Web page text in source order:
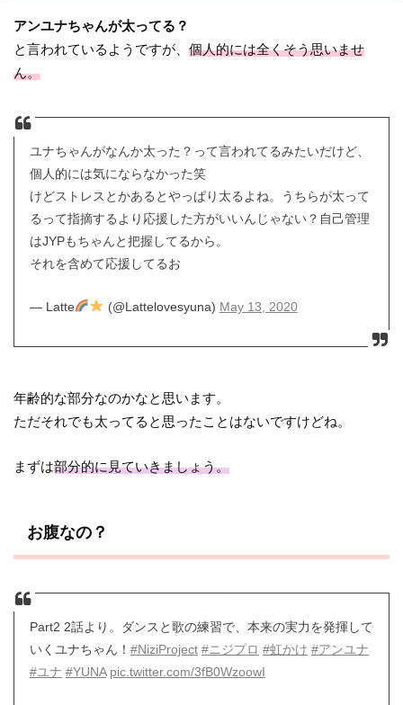
アンユナちゃんが太ってる？
と言われているようですが、個人的には全くそう思いませ
ん。
ユナちゃんがなんか太った？って言われてるみたいだけど、
個人的には気にならなかった笑
けどストレスとかあるとやっぱり太るよね。うちらが太って
るって指摘するより応援した方がいいんじゃない？自己管理
はJYPもちゃんと把握してるから。
それを含めて応援してるお
— Latte (@Lattelovesyuna) May 13, 2020
年齢的な部分なのかなと思います。
ただそれでも太ってると思ったことはないですけどね。
まずは部分的に見ていきましょう。
お腹なの？
Part2 2話より。ダンスと歌の練習で、本来の実力を発揮して
いくユナちゃん！ #NiziProject #ニジプロ #虹かけ #アンユナ
#ユナ #YUNA pic.twitter.com/3fB0WzoowI